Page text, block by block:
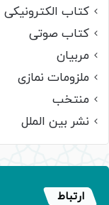
کتاب الکترونیکی
کتاب صوتی
مربیان
ملزومات نمازی
منتخب
نشر بین الملل
ارتباط